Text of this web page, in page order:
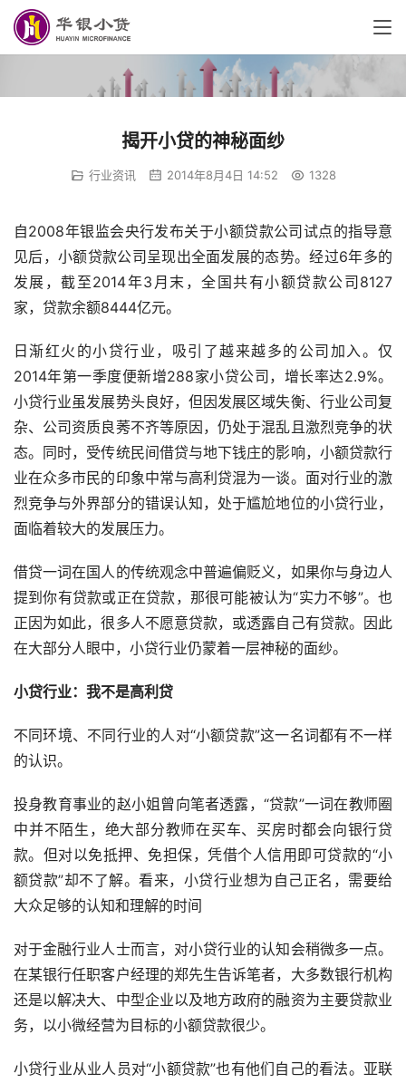
揭开小贷的神秘面纱
行业资讯 2014年8月4日 14:52 1328
自2008年银监会央行发布关于小额贷款公司试点的指导意
见后，小额贷款公司呈现出全面发展的态势。经过6年多的
发展，截至2014年3月末，全国共有小额贷款公司8127
家，贷款余额8444亿元。
日渐红火的小贷行业，吸引了越来越多的公司加入。仅
2014年第一季度便新增288家小贷公司，增长率达2.9%。
小贷行业虽发展势头良好，但因发展区域失衡、行业公司复
杂、公司资质良莠不齐等原因，仍处于混乱且激烈竞争的状
态。同时，受传统民间借贷与地下钱庄的影响，小额贷款行
业在众多市民的印象中常与高利贷混为一谈。面对行业的激
烈竞争与外界部分的错误认知，处于尴尬地位的小贷行业，
面临着较大的发展压力。
借贷一词在国人的传统观念中普遍偏贬义，如果你与身边人
提到你有贷款或正在贷款，那很可能被认为“实力不够”。也
正因为如此，很多人不愿意贷款，或透露自己有贷款。因此
在大部分人眼中，小贷行业仍蒙着一层神秘的面纱。
小贷行业：我不是高利贷
不同环境、不同行业的人对“小额贷款”这一名词都有不一样
的认识。
投身教育事业的赵小姐曾向笔者透露，“贷款”一词在教师圈
中并不陌生，绝大部分教师在买车、买房时都会向银行贷
款。但对以免抵押、免担保，凭借个人信用即可贷款的“小
额贷款”却不了解。看来，小贷行业想为自己正名，需要给
大众足够的认知和理解的时间
对于金融行业人士而言，对小贷行业的认知会稍微多一点。
在某银行任职客户经理的郑先生告诉笔者，大多数银行机构
还是以解决大、中型企业以及地方政府的融资为主要贷款业
务，以小微经营为目标的小额贷款很少。
小贷行业从业人员对“小额贷款”也有他们自己的看法。亚联